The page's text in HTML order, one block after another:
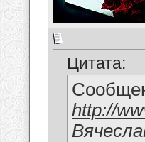
Цитата:
http://